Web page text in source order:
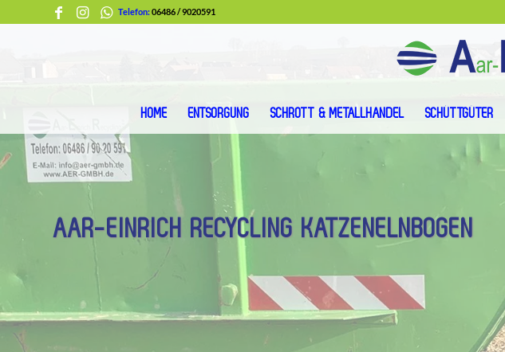
Telefon:06486 / 9020591
HOME ENTSORGUNG SCHROTT & METALLHANDEL SCHÜTTGÜTER
AAR-EINRICH RECYCLING KATZENELNBOGEN